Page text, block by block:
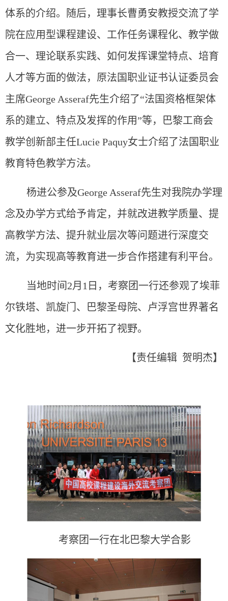
体系的介绍。随后，理事长曹勇安教授交流了学
院在应用型课程建设、工作任务课程化、教学做
合一、理论联系实践、如何发挥课堂特点、培育
人才等方面的做法，原法国职业证书认证委员会
主席George Asseraf先生介绍了“法国资格框架体
系的建立、特点及发挥的作用”等，巴黎工商会
教学创新部主任Lucie Paquy女士介绍了法国职业
教育特色教学方法。
杨进公参及George Asseraf先生对我院办学理
念及办学方式给予肯定，并就改进教学质量、提
高教学方法、提升就业层次等问题进行深度交
流，为实现高等教育进一步合作搭建有利平台。
当地时间2月1日，考察团一行还参观了埃菲
尔铁塔、凯旋门、巴黎圣母院、卢浮宫世界著名
文化胜地，进一步开拓了视野。
【责任编辑 贺明杰】
考察团一行在北巴黎大学合影